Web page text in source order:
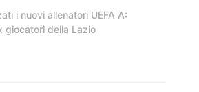
i nuovi allenatori UEFA A:
giocatori della Lazio